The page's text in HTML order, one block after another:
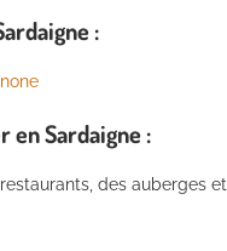
:
en Sardaigne :
restaurants, des auberges